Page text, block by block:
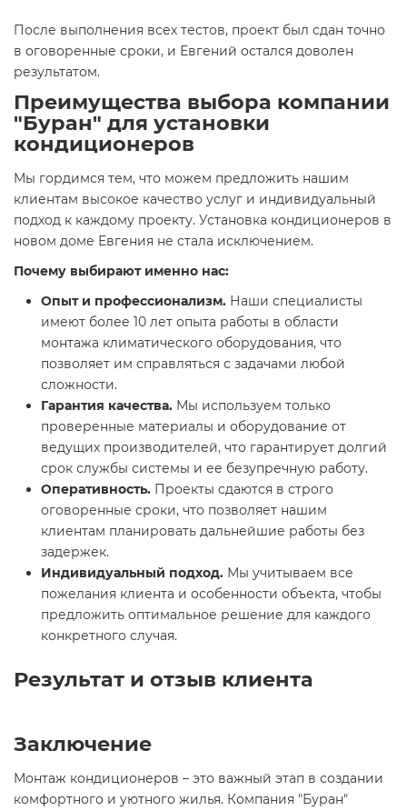
После выполнения всех тестов, проект был сдан точно
в оговоренные сроки, и Евгений остался доволен
результатом.
Преимущества выбора компании
"Буран" для установки
кондиционеров
Мы гордимся тем, что можем предложить нашим
клиентам высокое качество услуг и индивидуальный
подход к каждому проекту. Установка кондиционеров в
новом доме Евгения не стала исключением.
Почему выбирают именно нас:
Опыт и профессионализм. Наши специалисты
имеют более 10 лет опыта работы в области
монтажа климатического оборудования, что
позволяет им справляться с задачами любой
сложности.
Гарантия качества. Мы используем только
проверенные материалы и оборудование от
ведущих производителей, что гарантирует долгий
срок службы системы и ее безупречную работу.
Оперативность. Проекты сдаются в строго
оговоренные сроки, что позволяет нашим
клиентам планировать дальнейшие работы без
задержек.
Индивидуальный подход. Мы учитываем все
пожелания клиента и особенности объекта, чтобы
предложить оптимальное решение для каждого
конкретного случая.
Результат и отзыв клиента
Заключение
Монтаж кондиционеров – это важный этап в создании
комфортного и уютного жилья. Компания "Буран"